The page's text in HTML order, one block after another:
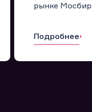
рынке
Подробнее